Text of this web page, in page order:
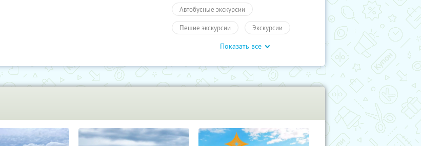
Автобусные экскурсии
Пешие экскурсии Экскурсии
Другие города России
Развлечения
Показать все